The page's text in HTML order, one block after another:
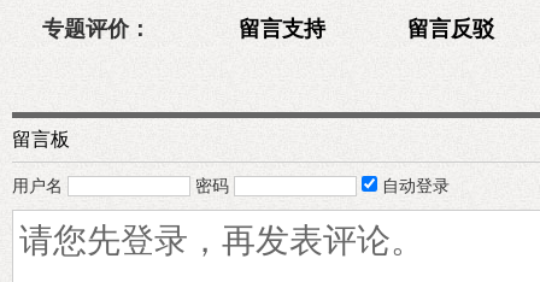
专题评价： 留言支持 留言反驳
留言板
用户名 密码 自动登录